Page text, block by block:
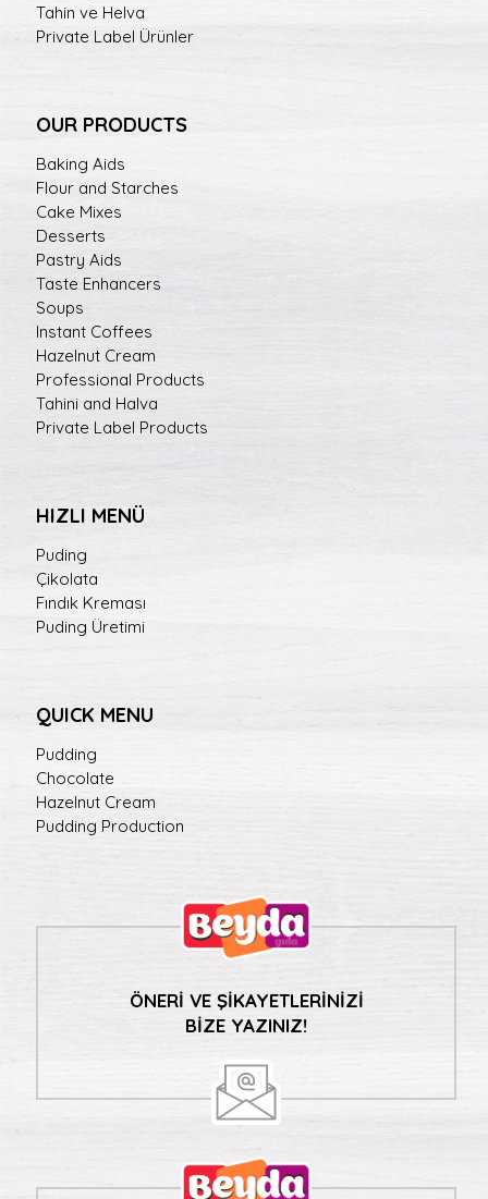
Tahin ve Helva
Private Label Ürünler
OUR PRODUCTS
Baking Aids
Flour and Starches
Cake Mixes
Desserts
Pastry Aids
Taste Enhancers
Soups
Instant Coffees
Hazelnut Cream
Professional Products
Tahini and Halva
Private Label Products
HIZLI MENÜ
Puding
Çikolata
Fındık Kreması
Puding Üretimi
QUICK MENU
Pudding
Chocolate
Hazelnut Cream
Pudding Production
ÖNERİ VE ŞİKAYETLERİNİZİ
BİZE YAZINIZ!